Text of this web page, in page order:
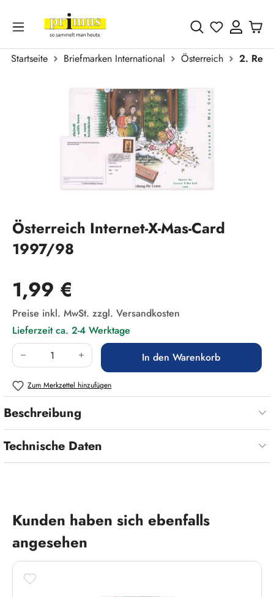
Zum Hauptinhalt springen
Du hast 0
Startseite Briefmarken International Österreich
2.
Österreich Internet-X-Mas-Card
1997/98
Regulärer Preis:
1,99 €
Preise inkl. MwSt. zzgl. Versandkosten
Lieferzeit ca. 2-4 Werktage
Produkt Anzahl: Gib den gewünschten Wert
In den Warenkorb
Zum Merkzettel hinzufügen
Beschreibung
Technische Daten
Produktgalerie überspringen
Kunden haben sich ebenfalls
angesehen